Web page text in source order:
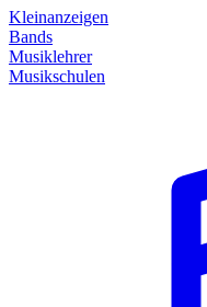
Kleinanzeigen
Bands
Musiklehrer
Musikschulen